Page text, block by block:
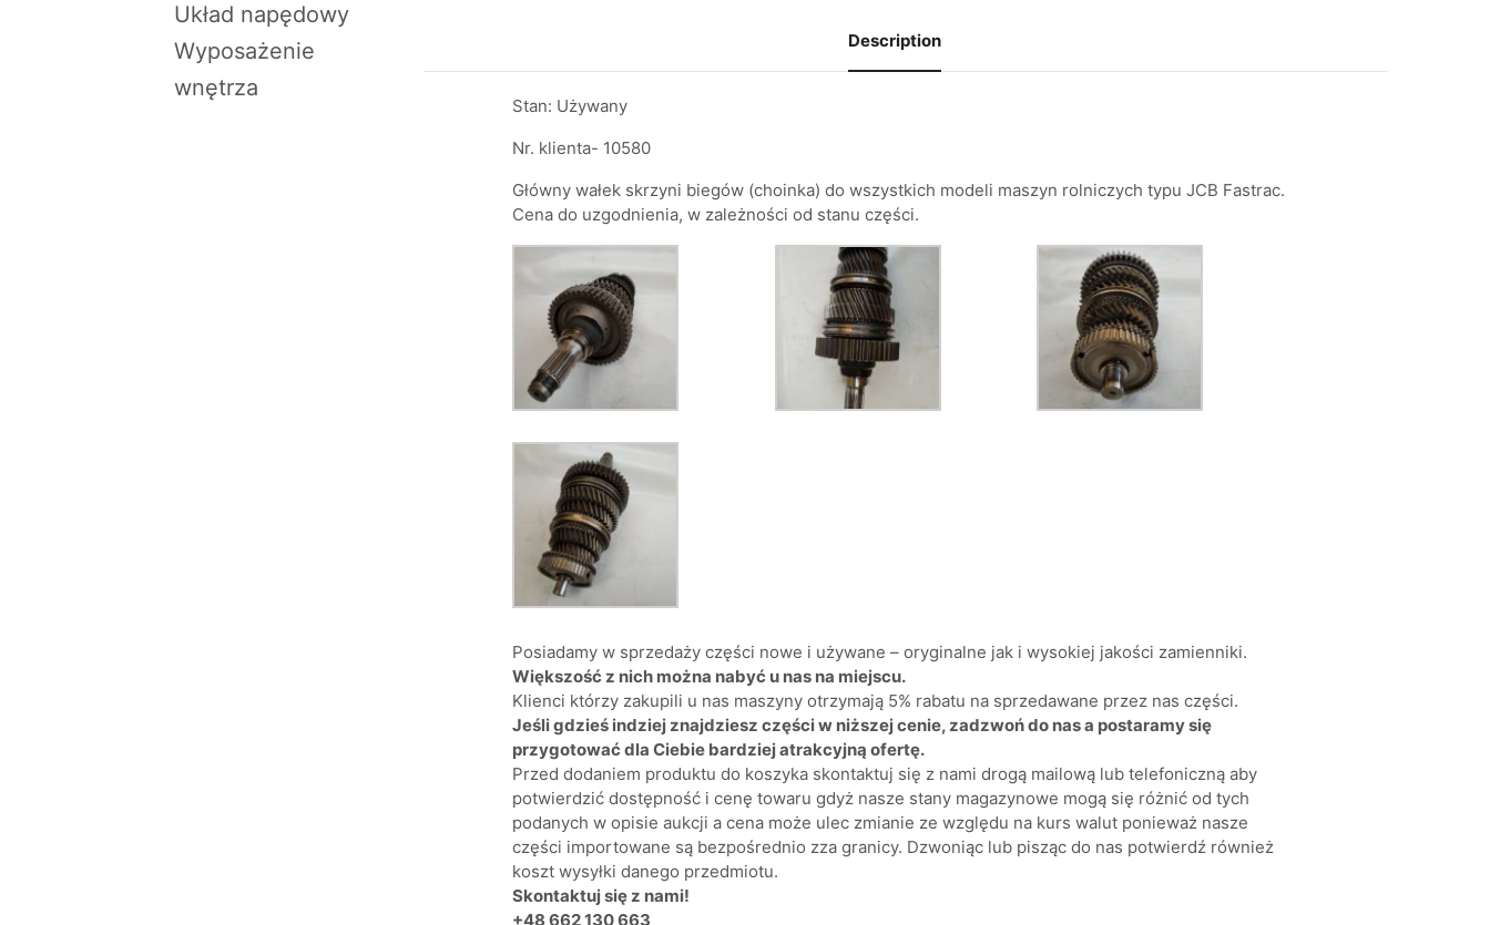
Description
Stan: Używany
Nr. klienta- 10580
Główny wałek skrzyni biegów (choinka) do wszystkich modeli maszyn rolniczych typu JCB Fastrac.
Cena do uzgodnienia, w zależności od stanu części.
Posiadamy w sprzedaży części nowe i używane – oryginalne jak i wysokiej jakości zamienniki.
Większość z nich można nabyć u nas na miejscu.
Klienci którzy zakupili u nas maszyny otrzymają 5% rabatu na sprzedawane przez nas części.
Jeśli gdzieś indziej znajdziesz części w niższej cenie, zadzwoń do nas a postaramy się
przygotować dla Ciebie bardziej atrakcyjną ofertę.
Przed dodaniem produktu do koszyka skontaktuj się z nami drogą mailową lub telefoniczną aby
potwierdzić dostępność i cenę towaru gdyż nasze stany magazynowe mogą się różnić od tych
podanych w opisie aukcji a cena może ulec zmianie ze względu na kurs walut ponieważ nasze
części importowane są bezpośrednio zza granicy. Dzwoniąc lub pisząc do nas potwierdź również
koszt wysyłki danego przedmiotu.
Skontaktuj się z nami!
+48 662 130 663
Układ napędowy
Wyposażenie
wnętrza